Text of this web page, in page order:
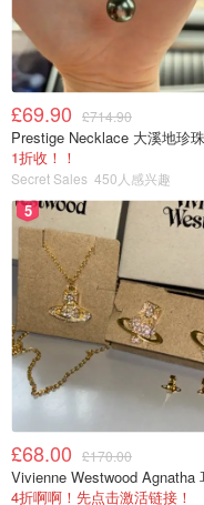
£69.90 £714.90
1折收！！
Secret Sales 450人感兴趣
5
£68.00 £170.00
Vivienne Westwood Agnatha
4折啊啊！先点击激活链接！